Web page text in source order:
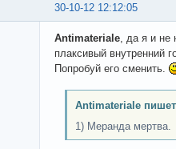
30-10-12 12:12:05
Antimateriale , да я и
плаксивый внутренний
Попробуй его сменить.
Antimateriale
1) Меранда мертва.